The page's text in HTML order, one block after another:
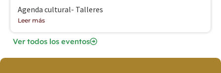
Agenda cultural- Talleres
Leer más
Ver todos los eventos